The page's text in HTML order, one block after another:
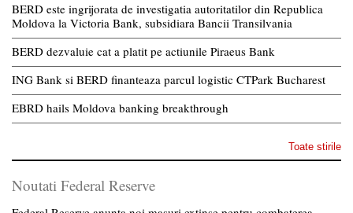
BERD este ingrijorata de investigatia autoritatilor din Republica
Moldova la Victoria Bank, subsidiara Bancii Transilvania
BERD dezvaluie cat a platit pe actiunile Piraeus Bank
ING Bank si BERD finanteaza parcul logistic CTPark Bucharest
EBRD hails Moldova banking breakthrough
Toate stirile
Noutati Federal Reserve